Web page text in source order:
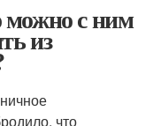
можно с ним
из